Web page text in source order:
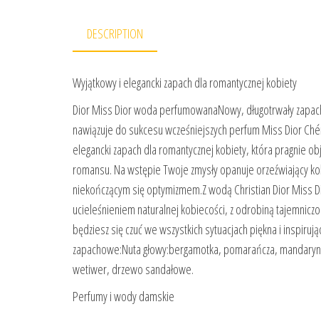
DESCRIPTION
Wyjątkowy i elegancki zapach dla romantycznej kobiety
Dior Miss Dior woda perfumowanaNowy, długotrwały
nawiązuje do sukcesu wcześniejszych perfum Miss Dior
elegancki zapach dla romantycznej kobiety, która pragnie
romansu. Na wstępie Twoje zmysły opanuje orzeźwiający
niekończącym się optymizmem.Z wodą Christian Dior Miss
ucieleśnieniem naturalnej kobiecości, z odrobiną
będziesz się czuć we wszystkich sytuacjach piękna i
zapachowe:Nuta głowy:bergamotka, pomarańcza,
wetiwer, drzewo sandałowe.
Perfumy i wody damskie